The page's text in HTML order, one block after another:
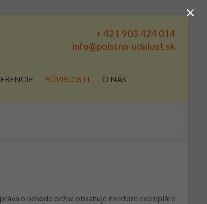
+ 421 903 424 014
info@poistna-udalost.sk
SÚVISLOSTI
O NÁS
o nehode bežne obsahuje niektoré exempláre
×